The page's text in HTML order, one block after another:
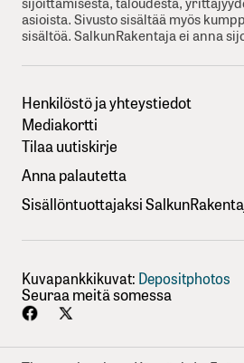
asioista. Sivusto sisältää myös
sisältöä. SalkunRakentaja ei anna
Henkilöstö ja yhteystiedot
Mediakortti
Tilaa uutiskirje
Anna palautetta
Sisällöntuottajaksi
Kuvapankkikuvat: Depositphotos
Seuraa meitä somessa